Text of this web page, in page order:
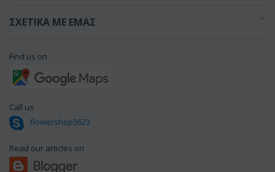
ΣΧΕΤΙΚΆ ΜΕ ΕΜΆΣ
Find us on
Call us
flowershop3623
Read our articles on